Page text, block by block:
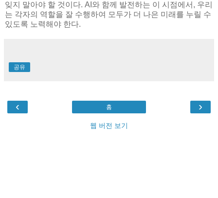
잊지 말아야 할 것이다. AI와 함께 발전하는 이 시점에서, 우리
는 각자의 역할을 잘 수행하여 모두가 더 나은 미래를 누릴 수
있도록 노력해야 한다.
공유
‹ ›
홈
웹 버전 보기